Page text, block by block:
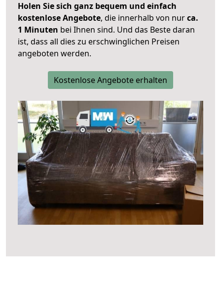
Holen Sie sich ganz bequem und einfach
kostenlose Angebote, die innerhalb von nurca.
1 Minuten bei Ihnen sind. Und das Beste daran
ist, dass all dies zu erschwinglichen Preisen
angeboten werden.
Kostenlose Angebote erhalten